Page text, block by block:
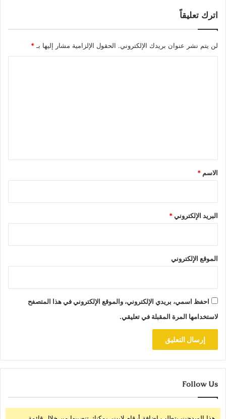
اترك تعليقاً
لن يتم نشر عنوان بريدك الإلكتروني. الحقول الإلزامية مشار إليها بـ *
*
الاسم *
البريد الإلكتروني*
الموقع الإلكتروني
احفظ اسمي، بريدي الإلكتروني، والموقع الإلكتروني في هذا المتصفح
لاستخدامها المرة المقبلة في تعليقي.
Follow Us